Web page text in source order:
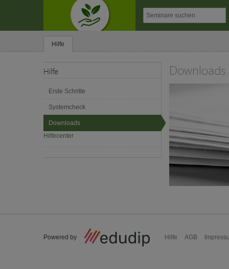
Hilfe
Hilfe
Erste Schritte
Systemcheck
Downloads
Hilfecenter
Downloads
Powered by AGB
Hilfe